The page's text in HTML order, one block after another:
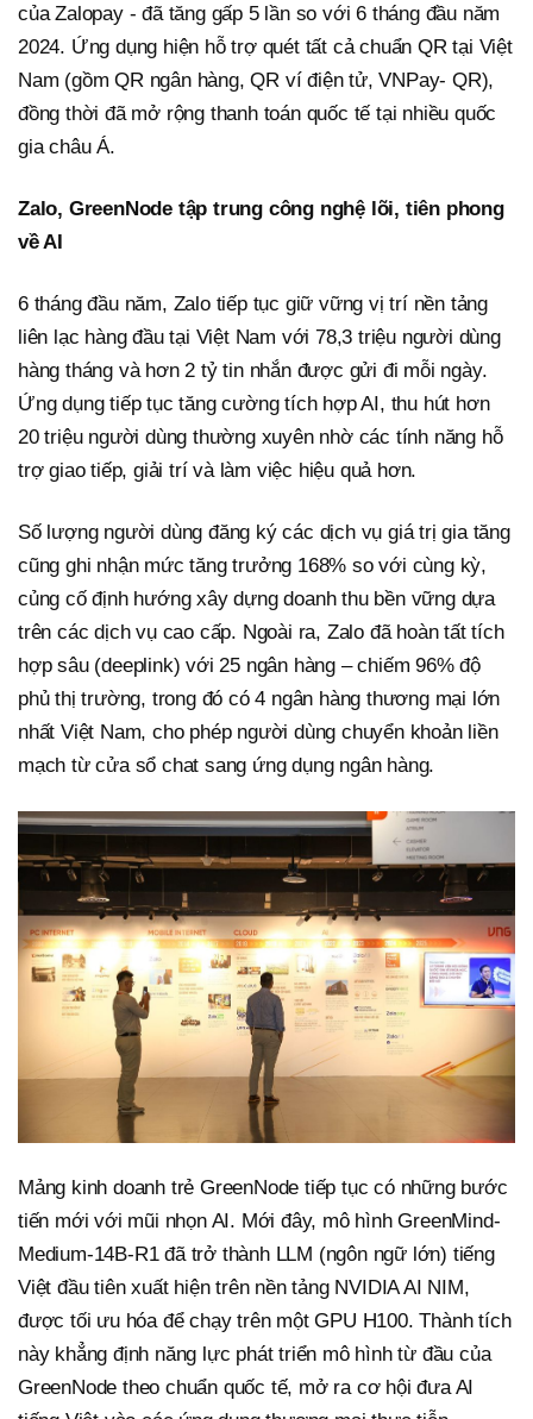
của Zalopay - đã tăng gấp 5 lần so với 6 tháng đầu năm
2024. Ứng dụng hiện hỗ trợ quét tất cả chuẩn QR tại Việt
Nam (gồm QR ngân hàng, QR ví điện tử, VNPay- QR),
đồng thời đã mở rộng thanh toán quốc tế tại nhiều quốc
gia châu Á.
Zalo, GreenNode tập trung công nghệ lõi, tiên phong
về AI
6 tháng đầu năm, Zalo tiếp tục giữ vững vị trí nền tảng
liên lạc hàng đầu tại Việt Nam với 78,3 triệu người dùng
hàng tháng và hơn 2 tỷ tin nhắn được gửi đi mỗi ngày.
Ứng dụng tiếp tục tăng cường tích hợp AI, thu hút hơn
20 triệu người dùng thường xuyên nhờ các tính năng hỗ
trợ giao tiếp, giải trí và làm việc hiệu quả hơn.
Số lượng người dùng đăng ký các dịch vụ giá trị gia tăng
cũng ghi nhận mức tăng trưởng 168% so với cùng kỳ,
củng cố định hướng xây dựng doanh thu bền vững dựa
trên các dịch vụ cao cấp. Ngoài ra, Zalo đã hoàn tất tích
hợp sâu (deeplink) với 25 ngân hàng – chiếm 96% độ
phủ thị trường, trong đó có 4 ngân hàng thương mại lớn
nhất Việt Nam, cho phép người dùng chuyển khoản liền
mạch từ cửa sổ chat sang ứng dụng ngân hàng.
Mảng kinh doanh trẻ GreenNode tiếp tục có những bước
tiến mới với mũi nhọn AI. Mới đây, mô hình GreenMind-
Medium-14B-R1 đã trở thành LLM (ngôn ngữ lớn) tiếng
Việt đầu tiên xuất hiện trên nền tảng NVIDIA AI NIM,
được tối ưu hóa để chạy trên một GPU H100. Thành tích
này khẳng định năng lực phát triển mô hình từ đầu của
GreenNode theo chuẩn quốc tế, mở ra cơ hội đưa AI